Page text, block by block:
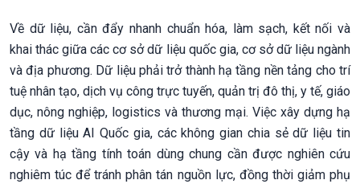
Về dữ liệu, cần đẩy nhanh chuẩn hóa, làm sạch, kết nối và
khai thác giữa các cơ sở dữ liệu quốc gia, cơ sở dữ liệu ngành
và địa phương. Dữ liệu phải trở thành hạ tầng nền tảng cho trí
tuệ nhân tạo, dịch vụ công trực tuyến, quản trị đô thị, y tế, giáo
dục, nông nghiệp, logistics và thương mại. Việc xây dựng hạ
tầng dữ liệu AI Quốc gia, các không gian chia sẻ dữ liệu tin
cậy và hạ tầng tính toán dùng chung cần được nghiên cứu
nghiêm túc để tránh phân tán nguồn lực, đồng thời giảm phụ